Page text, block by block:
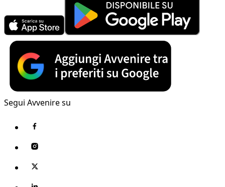
Segui Avvenire su